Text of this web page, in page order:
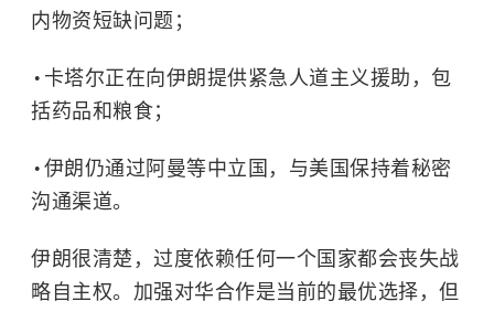
内物资短缺问题；
卡塔尔正在向伊朗提供紧急人道主义援助，包
括药品和粮食；
伊朗仍通过阿曼等中立国，与美国保持着秘密
沟通渠道。
伊朗很清楚，过度依赖任何一个国家都会丧失战
略自主权。加强对华合作是当前的最优选择，但